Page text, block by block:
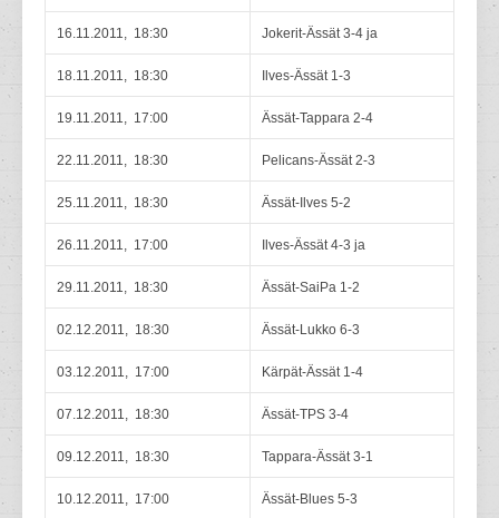
16.11.2011, 18:30 Jokerit-Ässät 3-4 ja
18.11.2011, 18:30 Ilves-Ässät 1-3
19.11.2011, 17:00 Ässät-Tappara 2-4
22.11.2011, 18:30 Pelicans-Ässät 2-3
25.11.2011, 18:30 Ässät-Ilves 5-2
26.11.2011, 17:00 Ilves-Ässät 4-3 ja
29.11.2011, 18:30 Ässät-SaiPa 1-2
02.12.2011, 18:30 Ässät-Lukko 6-3
03.12.2011, 17:00 Kärpät-Ässät 1-4
07.12.2011, 18:30 Ässät-TPS 3-4
09.12.2011, 18:30 Tappara-Ässät 3-1
10.12.2011, 17:00 Ässät-Blues 5-3